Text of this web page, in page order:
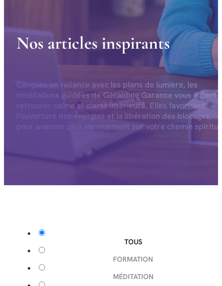
Nos articles inspirants
Conçues en reliance avec les plans de lumière, les
méditations guidées de Géraldine Garance vous aident
retrouver calme et clarté intérieure. Elles favorisent
l’ouverture des énergies et la libération des blocages,
pour avancer plus sereinement sur votre chemin
TOUS
FORMATION
MÉDITATION